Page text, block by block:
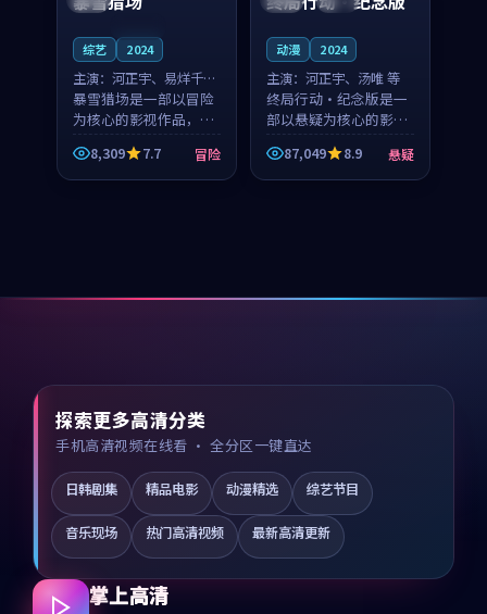
综艺 2024
主演： 河正宇、易烊千玺
等
暴雪猎场是一部以冒险
为核心的影视作品，围
绕危机、反转与人物成
长展开，整体节奏紧
凑，值得推荐观看。
8,309 7.7 冒险
动漫 2024
主演： 河正宇、汤唯 等
终局行动·纪念版是一
部以悬疑为核心的影视
作品，围绕危机、反转
与人物成长展开，整体
节奏紧凑，值得推荐观
87,049 8.9 悬疑
探索更多高清分类
手机高清视频在线看 · 全分区一键直达
日韩剧集 精品电影 动漫精选 综艺节目
音乐现场 热门高清视频 最新高清更新
掌上高清